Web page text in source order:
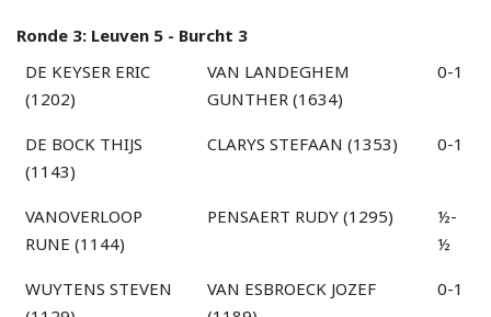
Ronde 3: Leuven 5 - Burcht 3
DE KEYSER ERIC
(1202)
VAN LANDEGHEM
GUNTHER (1634)
0-1
DE BOCK THIJS
(1143)
CLARYS STEFAAN (1353) 0-1
VANOVERLOOP
RUNE (1144)
PENSAERT RUDY (1295)
½-
½
WUYTENS STEVEN
VAN ESBROECK JOZEF
0-1